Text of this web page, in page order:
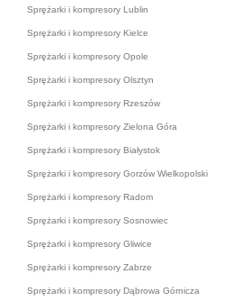
Sprężarki i kompresory Lublin
Sprężarki i kompresory Kielce
Sprężarki i kompresory Opole
Sprężarki i kompresory Olsztyn
Sprężarki i kompresory Rzeszów
Sprężarki i kompresory Zielona Góra
Sprężarki i kompresory Białystok
Sprężarki i kompresory Gorzów Wielkopolski
Sprężarki i kompresory Radom
Sprężarki i kompresory Sosnowiec
Sprężarki i kompresory Gliwice
Sprężarki i kompresory Zabrze
Sprężarki i kompresory Dąbrowa Górnicza